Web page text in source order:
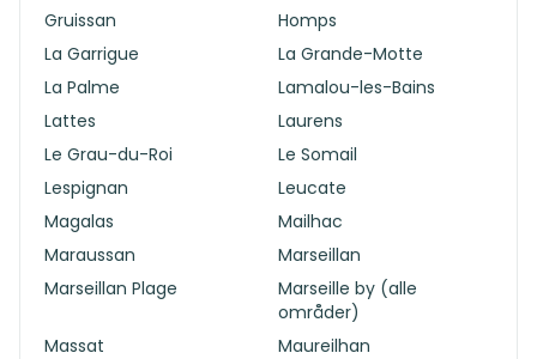
Gruissan
Homps
La Garrigue
La Grande-Motte
La Palme
Lamalou-les-Bains
Lattes
Laurens
Le Grau-du-Roi
Le Somail
Lespignan
Leucate
Magalas
Mailhac
Maraussan
Marseillan
Marseillan Plage
Marseille by (alle
områder)
Massat
Maureilhan